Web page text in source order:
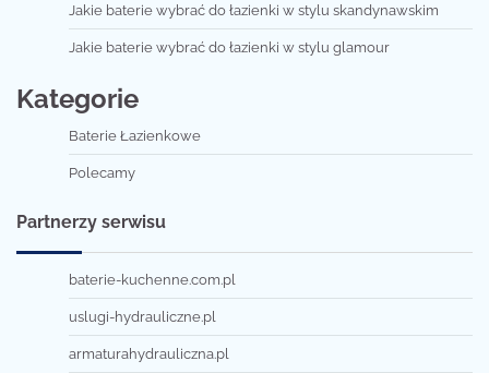
Jakie baterie wybrać do łazienki w stylu skandynawskim
Jakie baterie wybrać do łazienki w stylu glamour
Kategorie
Baterie Łazienkowe
Polecamy
Partnerzy serwisu
baterie-kuchenne.com.pl
uslugi-hydrauliczne.pl
armaturahydrauliczna.pl